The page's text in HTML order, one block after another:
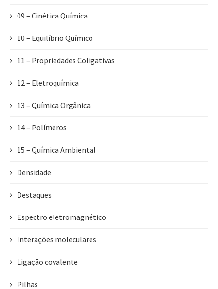
09 – Cinética Química
10 – Equilíbrio Químico
11 – Propriedades Coligativas
12 – Eletroquímica
13 – Química Orgânica
14 – Polímeros
15 – Química Ambiental
Densidade
Destaques
Espectro eletromagnético
Interações moleculares
Ligação covalente
Pilhas